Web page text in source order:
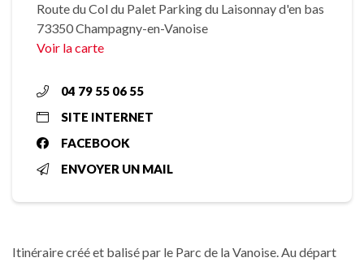
Route du Col du Palet Parking du Laisonnay d'en bas
73350 Champagny-en-Vanoise
Voir la carte
04 79 55 06 55
SITE INTERNET
FACEBOOK
ENVOYER UN MAIL
Itinéraire créé et balisé par le Parc de la Vanoise. Au départ